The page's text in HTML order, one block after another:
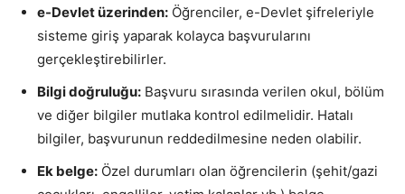
e-Devlet üzerinden: Öğrenciler, e-Devlet şifreleriyle
sisteme giriş yaparak kolayca başvurularını
gerçekleştirebilirler.
Bilgi doğruluğu: Başvuru sırasında verilen okul, bölüm
ve diğer bilgiler mutlaka kontrol edilmelidir. Hatalı
bilgiler, başvurunun reddedilmesine neden olabilir.
Ek belge: Özel durumları olan öğrencilerin (şehit/gazi